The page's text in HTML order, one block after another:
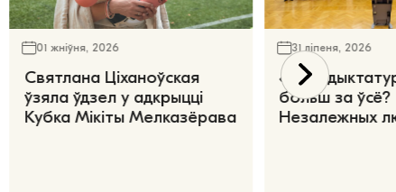
01 жніўня, 2026
Святлана Ціханоўская
ўзяла ўдзел у адкрыцці
Кубка Мікіты Мелказёрава
31 ліпеня, 2026
«Чаго
больш за ўсё?
Незалежных